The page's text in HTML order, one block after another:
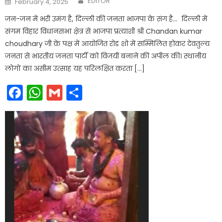
on
जन-जन में भरी उमंग है, दिल्ली की जनता भाजपा के संग है… दिल्ली में
संगम विहार विधानसभा क्षेत्र से भाजपा प्रत्याशी श्री Chandan kumar
choudhary जी के पक्ष में आयोजित रोड शो में सम्मिलित होकर देवतुल्य
जनता से भारतीय जनता पार्टी को विजयी बनाने की अपील की। स्थानीय
लोगों का असीम उत्साह यह परिलक्षित करता […]
Facebook
WhatsApp
Gmail